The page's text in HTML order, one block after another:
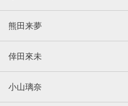
熊田来夢
倖田來未
小山璃奈